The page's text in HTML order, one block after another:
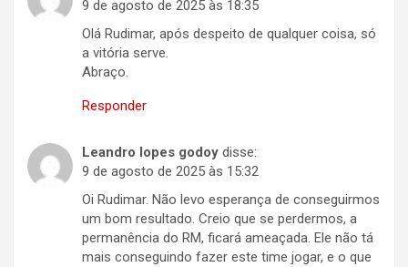
9 de agosto de 2025 às 18:35
Olá Rudimar, após despeito de qualquer coisa, só
a vitória serve.
Abraço.
Responder
Leandro lopes godoy disse:
9 de agosto de 2025 às 15:32
Oi Rudimar. Não levo esperança de conseguirmos
um bom resultado. Creio que se perdermos, a
permanência do RM, ficará ameaçada. Ele não tá
mais conseguindo fazer este time jogar, e o que